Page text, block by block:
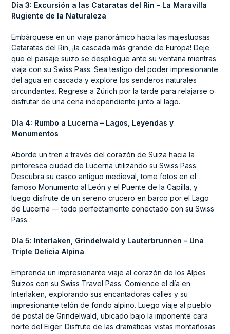
Día 3: Excursión a las Cataratas del Rin – La Maravilla
Rugiente de la Naturaleza
Embárquese en un viaje panorámico hacia las majestuosas
Cataratas del Rin, ¡la cascada más grande de Europa! Deje
que el paisaje suizo se despliegue ante su ventana mientras
viaja con su Swiss Pass. Sea testigo del poder impresionante
del agua en cascada y explore los senderos naturales
circundantes. Regrese a Zúrich por la tarde para relajarse o
disfrutar de una cena independiente junto al lago.
Día 4: Rumbo a Lucerna – Lagos, Leyendas y
Monumentos
Aborde un tren a través del corazón de Suiza hacia la
pintoresca ciudad de Lucerna utilizando su Swiss Pass.
Descubra su casco antiguo medieval, tome fotos en el
famoso Monumento al León y el Puente de la Capilla, y
luego disfrute de un sereno crucero en barco por el Lago
de Lucerna — todo perfectamente conectado con su Swiss
Pass.
Día 5: Interlaken, Grindelwald y Lauterbrunnen – Una
Triple Delicia Alpina
Emprenda un impresionante viaje al corazón de los Alpes
Suizos con su Swiss Travel Pass. Comience el día en
Interlaken, explorando sus encantadoras calles y su
impresionante telón de fondo alpino. Luego viaje al pueblo
de postal de Grindelwald, ubicado bajo la imponente cara
norte del Eiger. Disfrute de las dramáticas vistas montañosas